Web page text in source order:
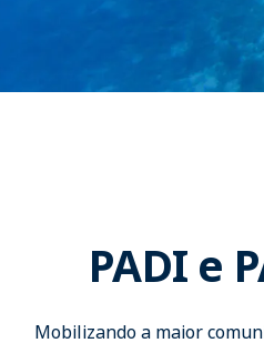
PADI e
Mobilizando a maior